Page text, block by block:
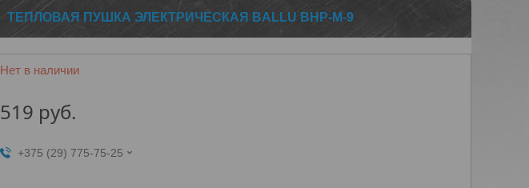
ТЕПЛОВАЯ ПУШКА ЭЛЕКТРИЧЕСКАЯ BALLU BHP-M-9
Нет в наличии
519 руб.
+375 (29) 775-75-25